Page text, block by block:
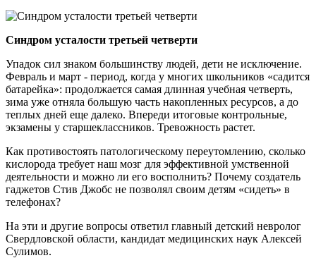
Синдром усталости третьей четверти
Упадок сил знаком большинству людей, дети не исключение.
Февраль и март - период, когда у многих школьников «садится
батарейка»: продолжается самая длинная учебная четверть,
зима уже отняла большую часть накопленных ресурсов, а до
теплых дней еще далеко. Впереди итоговые контрольные,
экзамены у старшеклассников. Тревожность растет.
Как противостоять патологическому переутомлению, сколько
кислорода требует наш мозг для эффективной умственной
деятельности и можно ли его восполнить? Почему создатель
гаджетов Стив Джобс не позволял своим детям «сидеть» в
телефонах?
На эти и другие вопросы ответил главный детский невролог
Свердловской области, кандидат медицинских наук Алексей
Сулимов.